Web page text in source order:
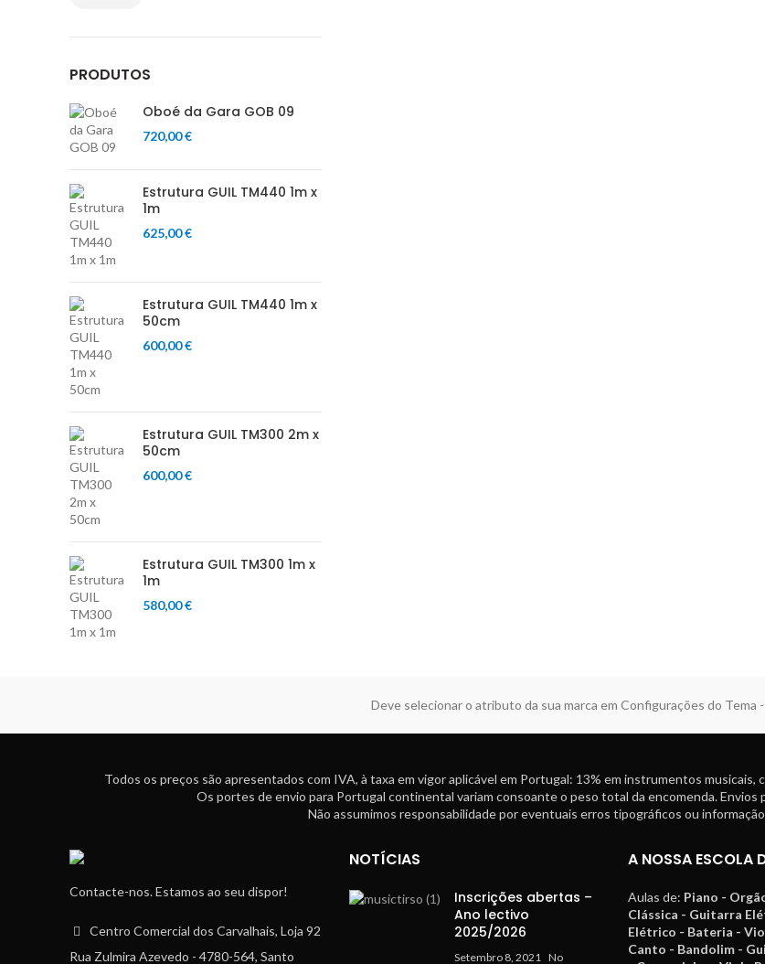
PRODUTOS
Oboé da Gara GOB 09
720,00€
Estrutura GUIL TM440 1m x
1m
625,00€
Estrutura GUIL TM440 1m x
50cm
600,00€
Estrutura GUIL TM300 2m x
50cm
600,00€
Estrutura GUIL TM300 1m x
1m
580,00€
Deve selecionar o atributo da sua marca em Configurações do Tema
Todos os preços são apresentados com IVA, à taxa em vigor aplicável em Portugal: 13% em instrumentos
Os portes de envio para Portugal continental variam consoante o peso total da encomenda.
Não assumimos responsabilidade por eventuais erros tipográficos ou
Contacte-nos. Estamos ao seu dispor!
Centro Comercial dos Carvalhais, Loja 92
Rua Zulmira Azevedo - 4780-564, Santo
NOTÍCIAS
Inscrições abertas –
Ano lectivo
2025/2026
Setembro 8, 2021 No
A NOSSA ESCOLA
Aulas de: Piano -
Clássica - Guitarra
Elétrico - Bateria -
Canto - Bandolim -